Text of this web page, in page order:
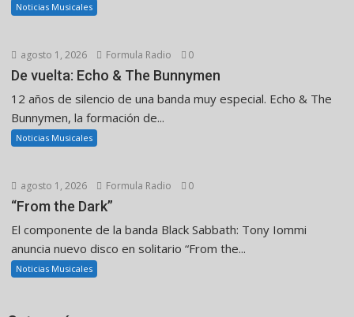
Noticias Musicales
agosto 1, 2026 Formula Radio 0
De vuelta: Echo & The Bunnymen
12 años de silencio de una banda muy especial. Echo & The
Bunnymen, la formación de...
Noticias Musicales
agosto 1, 2026 Formula Radio 0
“From the Dark”
El componente de la banda Black Sabbath: Tony Iommi
anuncia nuevo disco en solitario “From the...
Noticias Musicales